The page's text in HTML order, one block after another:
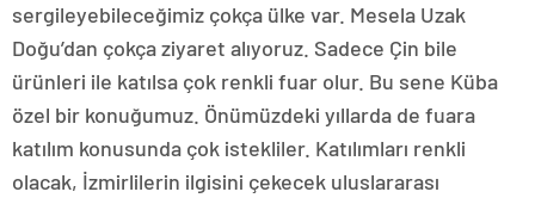
sergileyebileceğimiz çokça ülke var. Mesela Uzak
Doğu’dan çokça ziyaret alıyoruz. Sadece Çin bile
ürünleri ile katılsa çok renkli fuar olur. Bu sene Küba
özel bir konuğumuz. Önümüzdeki yıllarda de fuara
katılım konusunda çok istekliler. Katılımları renkli
olacak, İzmirlilerin ilgisini çekecek uluslararası